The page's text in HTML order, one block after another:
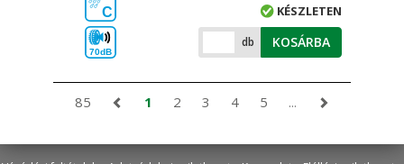
C
70dB
KÉSZLETEN
db KOSÁRBA
85 1 2 3 4 5 ...